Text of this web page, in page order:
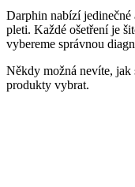
Darphin nabízí
pleti. Každé ošetření je
vybereme správnou
Někdy možná nevíte, jak
produkty vybrat.